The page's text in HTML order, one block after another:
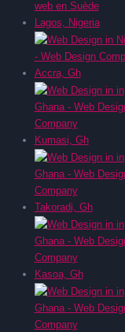
Lagos, Nigeria
Accra, Gh
Kumasi, Gh
Takoradi, Gh
Kasoa, Gh